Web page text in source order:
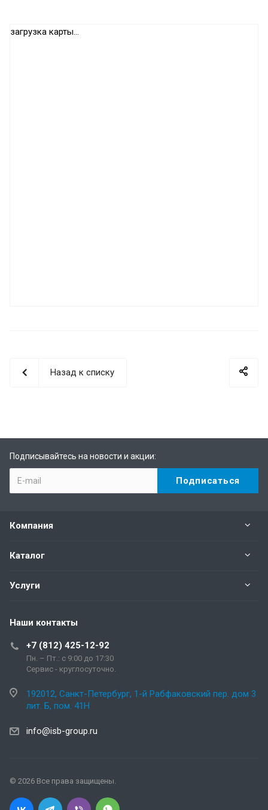
загрузка карты...
Назад к списку
Подписывайтесь на новости и акции:
Компания
Каталог
Услуги
Наши контакты
+7 (812) 425-12-92
Пн. – Пт.: с 9:00 до 17:30
Сервис - круглосуточно.
192012, Санкт-Петербург, 1-й Рабфаковский пер. дом 3
лит. Б, пом. 41Н
info@isb-group.ru
© 2026 Все права защищены.